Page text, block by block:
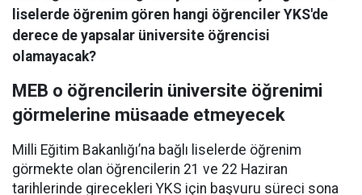
liselerde öğrenim gören hangi öğrenciler YKS'de
derece de yapsalar üniversite öğrencisi
olamayacak?
MEB o öğrencilerin üniversite öğrenimi
görmelerine müsaade etmeyecek
Milli Eğitim Bakanlığı’na bağlı liselerde öğrenim
görmekte olan öğrencilerin 21 ve 22 Haziran
tarihlerinde girecekleri YKS için başvuru süreci sona